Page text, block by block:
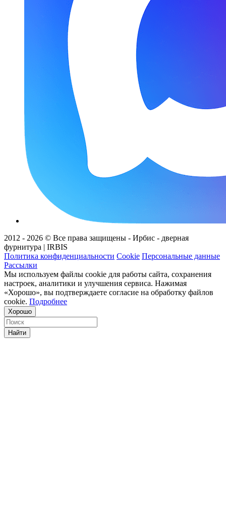
2012 - 2026 © Все права защищены - Ирбис - дверная
фурнитура | IRBIS
Политика конфиденциальности Cookie Персональные данные
Рассылки
Мы используем файлы cookie для работы сайта, сохранения
настроек, аналитики и улучшения сервиса. Нажимая
«Хорошо», вы подтверждаете согласие на обработку файлов
cookie. Подробнее
Хорошо
Найти